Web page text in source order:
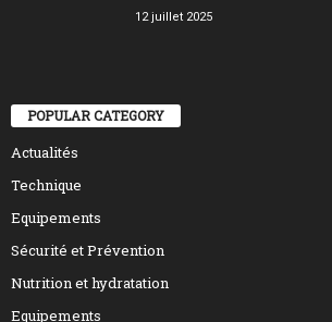
12 juillet 2025
POPULAR CATEGORY
Actualités
Technique
Equipements
Sécurité et Prévention
Nutrition et hydratation
Equipements